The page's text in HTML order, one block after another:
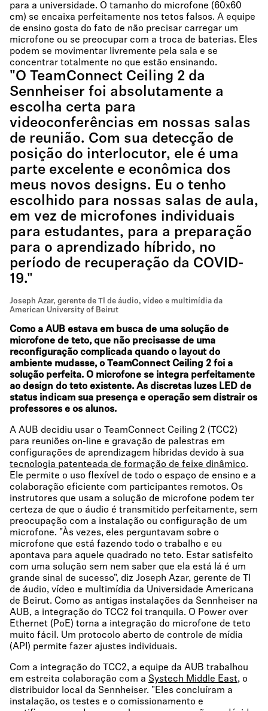
para a universidade. O tamanho do microfone (60x60
cm) se encaixa perfeitamente nos tetos falsos. A equipe
de ensino gosta do fato de não precisar carregar um
microfone ou se preocupar com a troca de baterias. Eles
podem se movimentar livremente pela sala e se
concentrar totalmente no que estão ensinando.
"O TeamConnect Ceiling 2 da
Sennheiser foi absolutamente a
escolha certa para
videoconferências em nossas salas
de reunião. Com sua detecção de
posição do interlocutor, ele é uma
parte excelente e econômica dos
meus novos designs. Eu o tenho
escolhido para nossas salas de aula,
em vez de microfones individuais
para estudantes, para a preparação
para o aprendizado híbrido, no
período de recuperação da COVID-
19."
Joseph Azar, gerente de TI de áudio, vídeo e multimídia da
American University of Beirut
Como a AUB estava em busca de uma solução de
microfone de teto, que não precisasse de uma
reconfiguração complicada quando o layout do
ambiente mudasse, o TeamConnect Ceiling 2 foi a
solução perfeita. O microfone se integra perfeitamente
ao design do teto existente. As discretas luzes LED de
status indicam sua presença e operação sem distrair os
professores e os alunos.
A AUB decidiu usar o TeamConnect Ceiling 2 (TCC2)
para reuniões on-line e gravação de palestras em
configurações de aprendizagem híbridas devido à sua
tecnologia patenteada de formação de feixe dinâmico.
Ele permite o uso flexível de todo o espaço de ensino e a
colaboração eficiente com participantes remotos. Os
instrutores que usam a solução de microfone podem ter
certeza de que o áudio é transmitido perfeitamente, sem
preocupação com a instalação ou configuração de um
microfone. "Às vezes, eles perguntavam sobre o
microfone que está fazendo todo o trabalho e eu
apontava para aquele quadrado no teto. Estar satisfeito
com uma solução sem nem saber que ela está lá é um
grande sinal de sucesso", diz Joseph Azar, gerente de TI
de áudio, vídeo e multimídia da Universidade Americana
de Beirut. Como as antigas instalações da Sennheiser na
AUB, a integração do TCC2 foi tranquila. O Power over
Ethernet (PoE) torna a integração do microfone de teto
muito fácil. Um protocolo aberto de controle de mídia
(API) permite fazer ajustes individuais.
Com a integração do TCC2, a equipe da AUB trabalhou
em estreita colaboração com a Systech Middle East, o
distribuidor local da Sennheiser. "Eles concluíram a
instalação, os testes e o comissionamento e